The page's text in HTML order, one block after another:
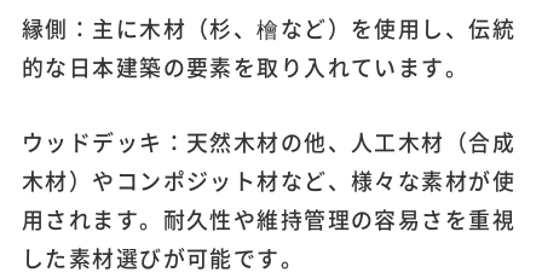
縁側：主に木材（杉、檜など）を使用し、伝統
的な日本建築の要素を取り入れています。
ウッドデッキ：天然木材の他、人工木材（合成
木材）やコンポジット材など、様々な素材が使
用されます。耐久性や維持管理の容易さを重視
した素材選びが可能です。